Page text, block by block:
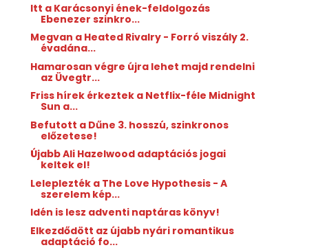
Itt a Karácsonyi ének-feldolgozás
Ebenezer szinkro...
Megvan a Heated Rivalry - Forró viszály 2.
évadána...
Hamarosan végre újra lehet majd rendelni
az Üvegtr...
Friss hírek érkeztek a Netflix-féle Midnight
Sun a...
Befutott a Dűne 3. hosszú, szinkronos
előzetese!
Újabb Ali Hazelwood adaptációs jogai
keltek el!
Leleplezték a The Love Hypothesis - A
szerelem kép...
Idén is lesz adventi naptáras könyv!
Elkezdődött az újabb nyári romantikus
adaptáció fo...